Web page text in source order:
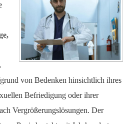
von Bedenken hinsichtlich ihres
Befriedigung oder ihrer
Vergrößerungslösungen. Der